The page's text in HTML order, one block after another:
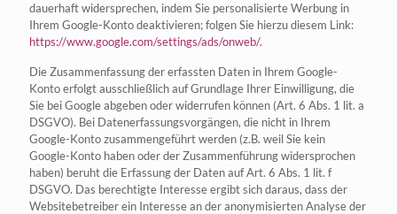
dauerhaft widersprechen, indem Sie personalisierte Werbung in
Ihrem Google-Konto deaktivieren; folgen Sie hierzu diesem Link:
https://www.google.com/settings/ads/onweb/.
Die Zusammenfassung der erfassten Daten in Ihrem Google-
Konto erfolgt ausschließlich auf Grundlage Ihrer Einwilligung, die
Sie bei Google abgeben oder widerrufen können (Art. 6 Abs. 1 lit. a
DSGVO). Bei Datenerfassungsvorgängen, die nicht in Ihrem
Google-Konto zusammengeführt werden (z.B. weil Sie kein
Google-Konto haben oder der Zusammenführung widersprochen
haben) beruht die Erfassung der Daten auf Art. 6 Abs. 1 lit. f
DSGVO. Das berechtigte Interesse ergibt sich daraus, dass der
Websitebetreiber ein Interesse an der anonymisierten Analyse der